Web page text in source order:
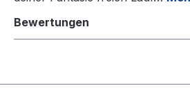
Bewertungen